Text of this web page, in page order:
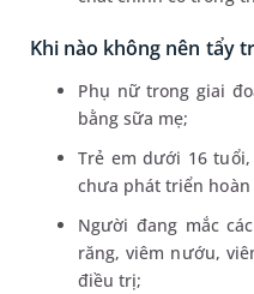
Khi nào không nên tẩy
Phụ nữ trong giai
bằng sữa mẹ;
Trẻ em dưới 16
chưa phát triển
Người đang mắc
răng, viêm nướu,
điều trị;